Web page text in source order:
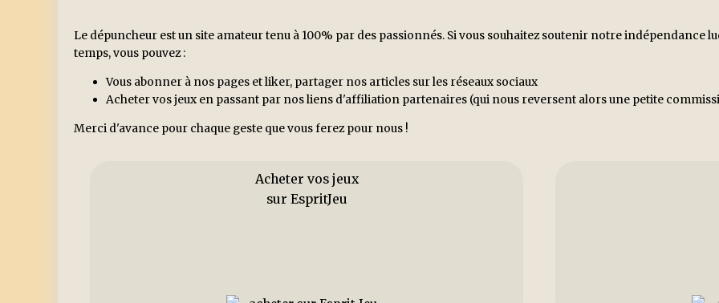
Le dépuncheur est un site amateur tenu à 100% par des passionnés. Si vous souhaitez soutenir notre indépendance
temps, vous pouvez :
Vous abonner à nos pages et liker, partager nos articles sur les réseaux sociaux
Acheter vos jeux en passant par nos liens d'affiliation partenaires (qui nous reversent alors une petite
Merci d'avance pour chaque geste que vous ferez pour nous !
Acheter vos jeux
sur EspritJeu